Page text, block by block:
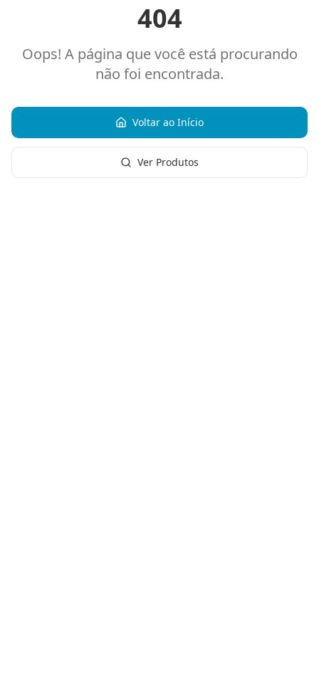
404
Oops! A página que você está procurando
não foi encontrada.
Voltar ao Início
Ver Produtos